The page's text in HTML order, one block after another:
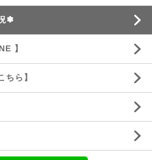
✽
】
ら】